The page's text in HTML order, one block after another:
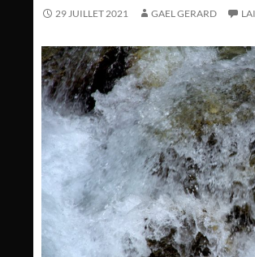
29 JUILLET 2021 GAEL GERARD